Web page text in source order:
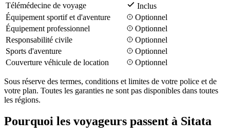
Télémédecine de voyage
Inclus
Équipement sportif et d'aventure
Optionnel
Équipement professionnel
Optionnel
Responsabilité civile
Optionnel
Sports d'aventure
Optionnel
Couverture véhicule de location
Optionnel
Sous réserve des termes, conditions et limites de votre police et de
votre plan. Toutes les garanties ne sont pas disponibles dans toutes
les régions.
Pourquoi les voyageurs passent à Sitata